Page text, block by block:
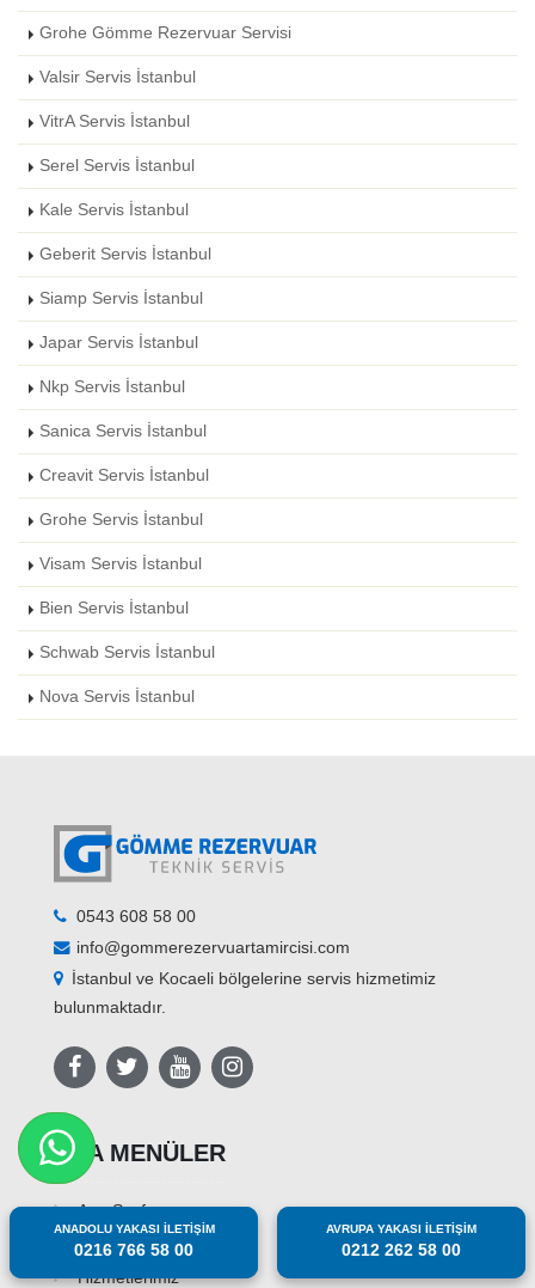
Grohe Gömme Rezervuar Servisi
Valsir Servis İstanbul
VitrA Servis İstanbul
Serel Servis İstanbul
Kale Servis İstanbul
Geberit Servis İstanbul
Siamp Servis İstanbul
Japar Servis İstanbul
Nkp Servis İstanbul
Sanica Servis İstanbul
Creavit Servis İstanbul
Grohe Servis İstanbul
Visam Servis İstanbul
Bien Servis İstanbul
Schwab Servis İstanbul
Nova Servis İstanbul
0543 608 58 00
info@gommerezervuartamircisi.com
İstanbul ve Kocaeli bölgelerine servis hizmetimiz
bulunmaktadır.
ANA MENÜLER
Ana Sayfa
Hakkımızda
Hizmetlerimiz
ANADOLU YAKASI İLETİŞİM
0216 766 58 00
AVRUPA YAKASI İLETİŞİM
0212 262 58 00
ANADOLU YAKASI İLETİŞİM
0216 766 58 00
AVRUPA YAKASI İLETİŞİM
0212 262 58 00